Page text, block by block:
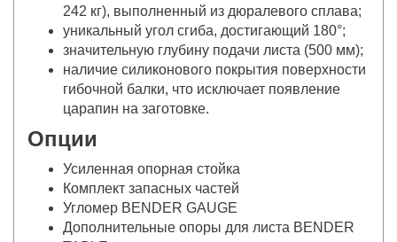
242 кг), выполненный из дюралевого сплава;
уникальный угол сгиба, достигающий 180°;
значительную глубину подачи листа (500 мм);
наличие силиконового покрытия поверхности
гибочной балки, что исключает появление
царапин на заготовке.
Опции
Усиленная опорная стойка
Комплект запасных частей
Угломер BENDER GAUGE
Дополнительные опоры для листа BENDER